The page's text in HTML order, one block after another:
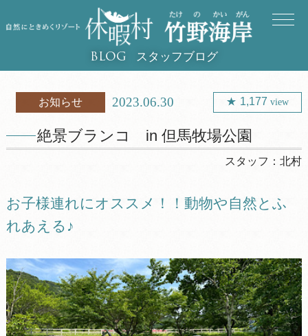
BLOG スタッフブログ
お知らせ 2023.06.30 1,177view
絶景ブランコ in 但馬牧場公園
スタッフ：北村
お子様連れにオススメ！！動物や自然とふ
れあえる♪